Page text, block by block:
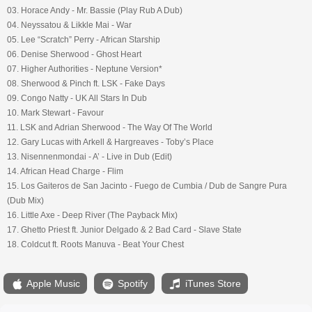
03. Horace Andy - Mr. Bassie (Play Rub A Dub)
04. Neyssatou & Likkle Mai - War
05. Lee “Scratch” Perry - African Starship
06. Denise Sherwood - Ghost Heart
07. Higher Authorities - Neptune Version*
08. Sherwood & Pinch ft. LSK - Fake Days
09. Congo Natty - UK All Stars In Dub
10. Mark Stewart - Favour
11. LSK and Adrian Sherwood - The Way Of The World
12. Gary Lucas with Arkell & Hargreaves - Toby’s Place
13. Nisennenmondai - A’ - Live in Dub (Edit)
14. African Head Charge - Flim
15. Los Gaiteros de San Jacinto - Fuego de Cumbia / Dub de Sangre Pura
(Dub Mix)
16. Little Axe - Deep River (The Payback Mix)
17. Ghetto Priest ft. Junior Delgado & 2 Bad Card - Slave State
18. Coldcut ft. Roots Manuva - Beat Your Chest
Apple Music Spotify iTunes Store